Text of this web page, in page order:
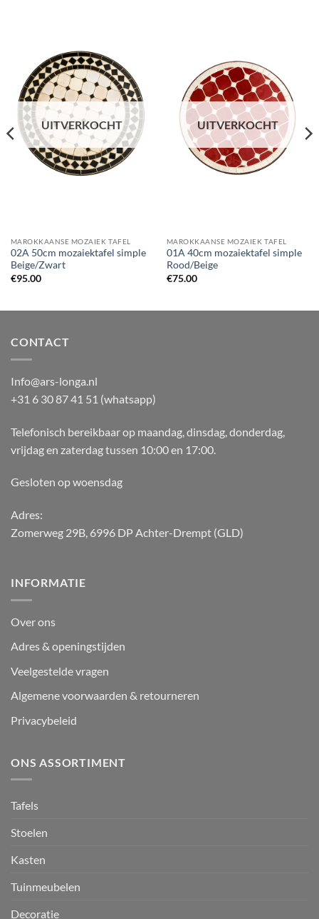
UITVERKOCHT
MAROKKAANSE MOZAIEK TAFEL
02A 50cm mozaiektafel simple
Beige/Zwart
€95.00
UITVERKOCHT
MAROKKAANSE MOZAIEK TAFEL
01A 40cm mozaiektafel simple
Rood/Beige
€75.00
CONTACT
Info@ars-longa.nl
+31 6 30 87 41 51 (whatsapp)
Telefonisch bereikbaar op maandag, dinsdag, donderdag,
vrijdag en zaterdag tussen 10:00 en 17:00.
Gesloten op woensdag
Adres:
Zomerweg 29B, 6996 DP Achter-Drempt (GLD)
INFORMATIE
Over ons
Adres & openingstijden
Veelgestelde vragen
Algemene voorwaarden & retourneren
Privacybeleid
ONS ASSORTIMENT
Tafels
Stoelen
Kasten
Tuinmeubelen
Decoratie